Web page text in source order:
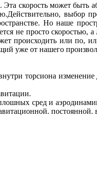
скорость может
выбор
Но наше
не просто
происходить или по,
уже от нашего
торсиона
сред и